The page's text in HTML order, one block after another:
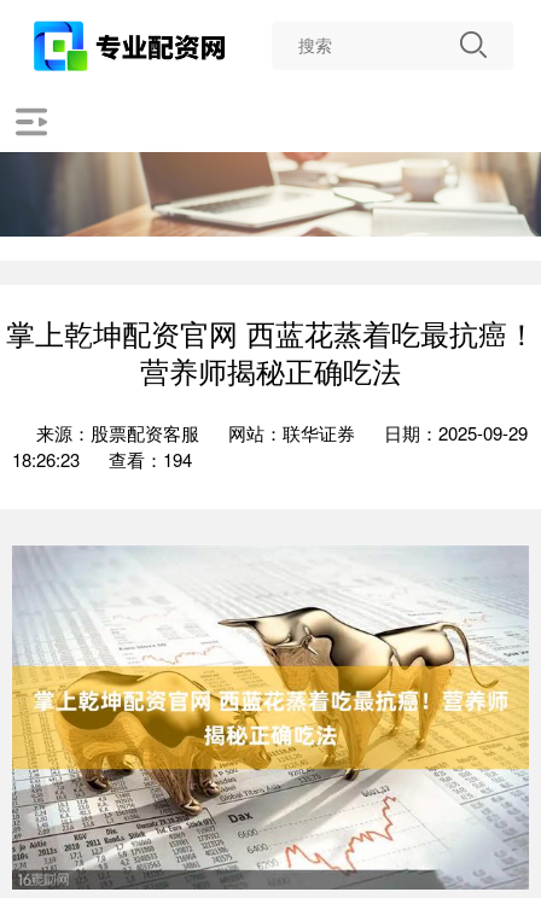
掌上乾坤配资官网 西蓝花蒸着吃最抗癌！
营养师揭秘正确吃法
来源：股票配资客服 网站：联华证券
日期：2025-09-29
18:26:23
查看：194